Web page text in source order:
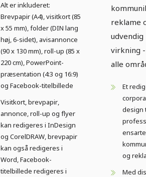
Alt er inkluderet:
Brevpapir (A4), visitkort (85
x 55 mm), folder (DIN lang
høj, 6-sidet), avisannonce
(90 x 130 mm), roll-up (85 x
220 cm), PowerPoint-
præsentation (4:3 og 16:9)
og Facebook-titelbillede
Visitkort, brevpapir,
annonce, roll-up og flyer
kan redigeres i InDesign
og CorelDRAW, brevpapir
kan også redigeres i
Word, Facebook-
titelbillede redigeres i
reklame
udvendig
virkning
alle
Et
design
og
Med